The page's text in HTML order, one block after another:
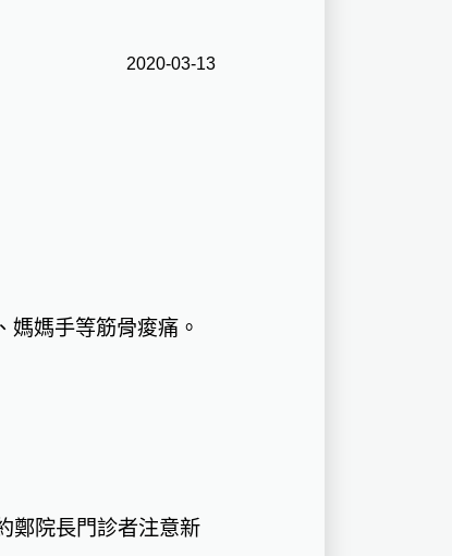
2020-03-13
媽手等筋骨痠痛。
鄭院長門診者注意新